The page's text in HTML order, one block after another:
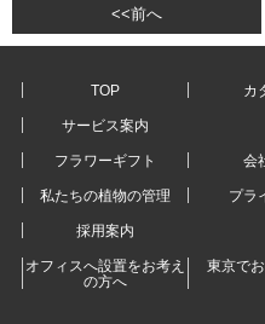
<<前へ
TOP カ
サービス案内
フラワーギフト 会
私たちの植物の管理 プラ
採用案内
オフィスへ設置をお考え
の方へ
東京で